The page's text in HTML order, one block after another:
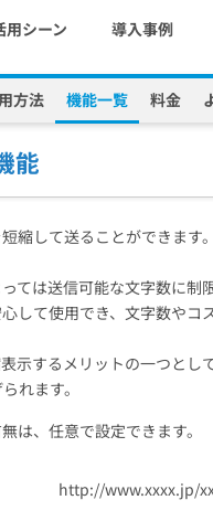
ステム
ービス
・フォーム
用シーン
握
導入事例
方法 機能一覧 料金
サービス 機能一覧 URLの短縮機能
能
縮して送ることができます。
ては送信可能な文字数に
して使用でき、文字数やコ
示するメリットの一つと
れます。
は、任意で設定できます。
http://www.xxxx.jp/